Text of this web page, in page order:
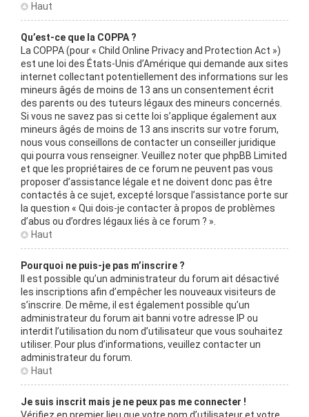
Haut
Qu’est-ce que la COPPA ?
La COPPA (pour « Child Online Privacy and Protection Act »)
est une loi des États-Unis d’Amérique qui demande aux sites
internet collectant potentiellement des informations sur les
mineurs âgés de moins de 13 ans un consentement écrit
des parents ou des tuteurs légaux des mineurs concernés.
Si vous ne savez pas si cette loi s’applique également aux
mineurs âgés de moins de 13 ans inscrits sur votre forum,
nous vous conseillons de contacter un conseiller juridique
qui pourra vous renseigner. Veuillez noter que phpBB Limited
et que les propriétaires de ce forum ne peuvent pas vous
proposer d’assistance légale et ne doivent donc pas être
contactés à ce sujet, excepté lorsque l’assistance porte sur
la question « Qui dois-je contacter à propos de problèmes
d’abus ou d’ordres légaux liés à ce forum ? ».
Haut
Pourquoi ne puis-je pas m’inscrire ?
Il est possible qu’un administrateur du forum ait désactivé
les inscriptions afin d’empêcher les nouveaux visiteurs de
s’inscrire. De même, il est également possible qu’un
administrateur du forum ait banni votre adresse IP ou
interdit l’utilisation du nom d’utilisateur que vous souhaitez
utiliser. Pour plus d’informations, veuillez contacter un
administrateur du forum.
Haut
Je suis inscrit mais je ne peux pas me connecter !